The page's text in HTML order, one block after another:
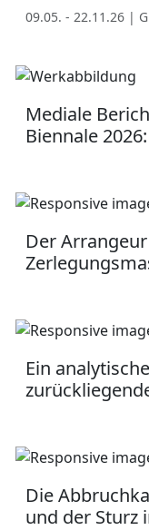
09.05. - 22.11.26 |
Mediale
Biennale
Der
Ein
Die
und der Sturz